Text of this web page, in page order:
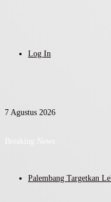
Log In
7 Agustus 2026
Breaking News
Palembang Targetkan